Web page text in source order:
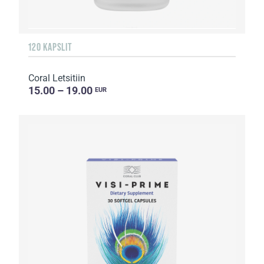
120 KAPSLIT
Coral Letsitiin
15.00 – 19.00 EUR